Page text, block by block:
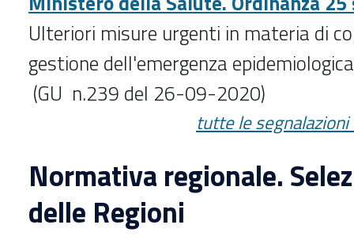
Ulteriori misure urgenti in materia di
gestione dell'emergenza
(GU n.239 del 26-09-2020)
tutte le
Normativa regionale.
delle Regioni